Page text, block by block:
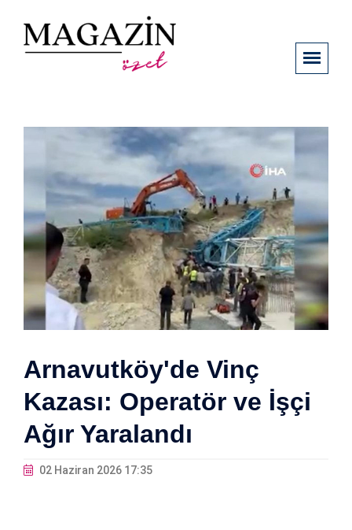
Arnavutköy'de Vinç
Kazası: Operatör ve İşçi
Ağır Yaralandı
02 Haziran 2026 17:35